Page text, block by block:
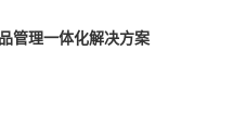
管理一体化解决方案